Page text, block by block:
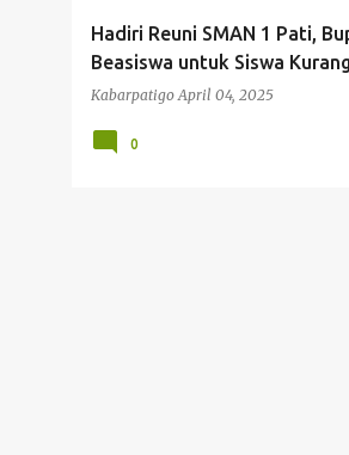
Hadiri Reuni SMAN 1 Pati,
Beasiswa untuk Siswa
di PTN
Kabarpatigo April 04, 2025
0